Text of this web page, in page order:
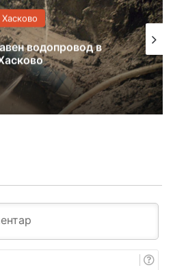
Хасково
свобода на задържан
контрабанда на кокаин и злато